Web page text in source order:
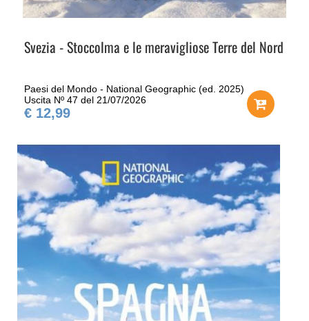
Svezia - Stoccolma e le meravigliose Terre del Nord
Paesi del Mondo - National Geographic (ed. 2025)
Uscita Nº 47 del 21/07/2026
€ 12,99